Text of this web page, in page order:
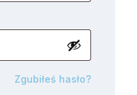
Zgubiłeś hasło?